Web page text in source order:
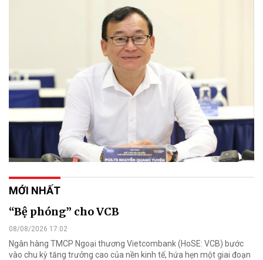
MỚI NHẤT
“Bệ phóng” cho VCB
08/08/2026 17:02
Ngân hàng TMCP Ngoại thương Vietcombank (HoSE: VCB) bước
vào chu kỳ tăng trưởng cao của nền kinh tế, hứa hẹn một giai đoạn